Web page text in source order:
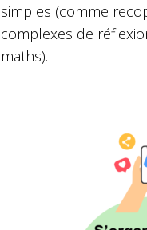
simples (comme
complexes de
maths).